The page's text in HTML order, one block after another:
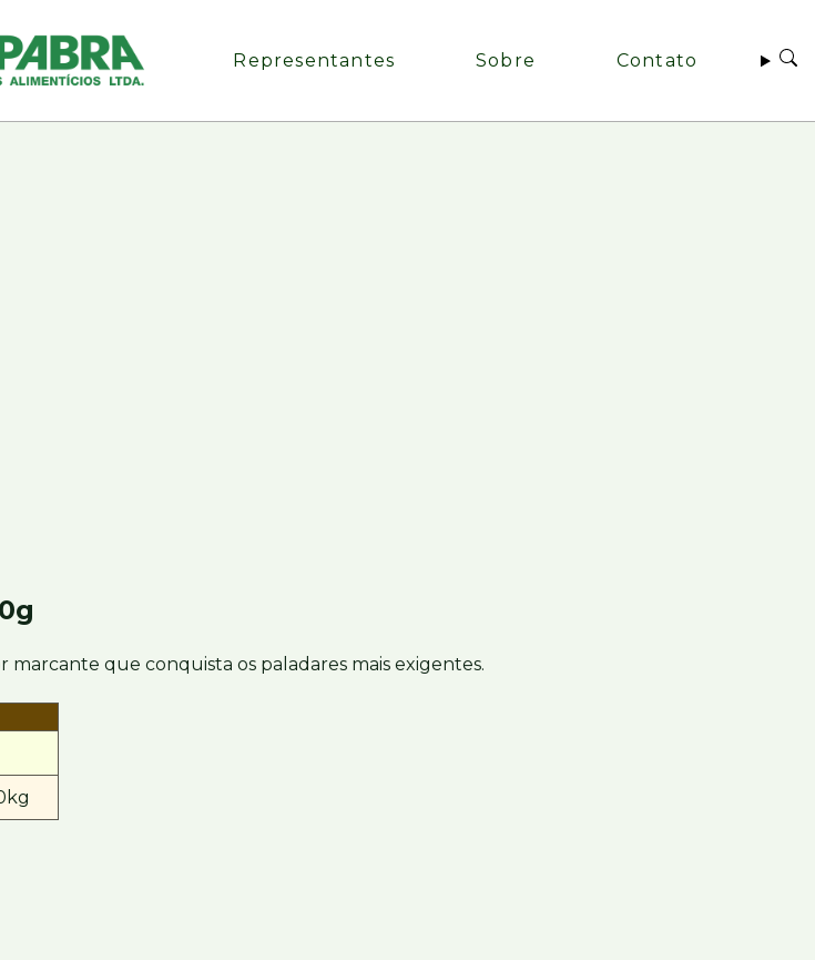
Representantes Sobre Contato
marcante que conquista os paladares mais exigentes.